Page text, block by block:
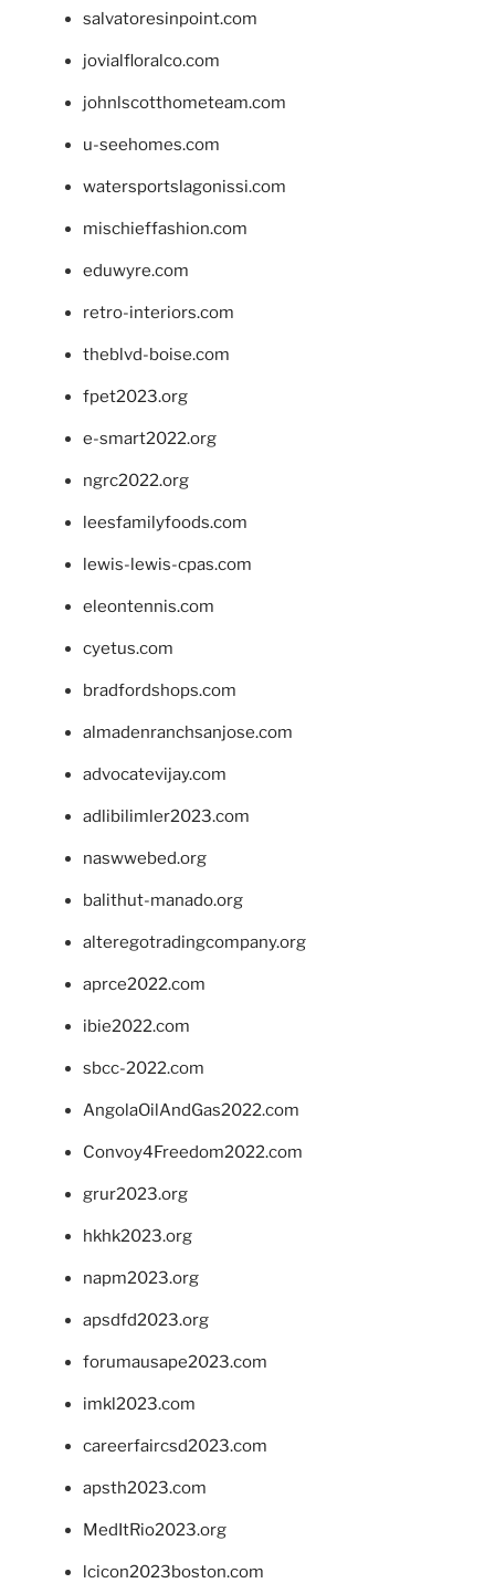
salvatoresinpoint.com
jovialfloralco.com
johnlscotthometeam.com
u-seehomes.com
watersportslagonissi.com
mischieffashion.com
eduwyre.com
retro-interiors.com
theblvd-boise.com
fpet2023.org
e-smart2022.org
ngrc2022.org
leesfamilyfoods.com
lewis-lewis-cpas.com
eleontennis.com
cyetus.com
bradfordshops.com
almadenranchsanjose.com
advocatevijay.com
adlibilimler2023.com
naswwebed.org
balithut-manado.org
alteregotradingcompany.org
aprce2022.com
ibie2022.com
sbcc-2022.com
AngolaOilAndGas2022.com
Convoy4Freedom2022.com
grur2023.org
hkhk2023.org
napm2023.org
apsdfd2023.org
forumausape2023.com
imkl2023.com
careerfaircsd2023.com
apsth2023.com
MedItRio2023.org
lcicon2023boston.com